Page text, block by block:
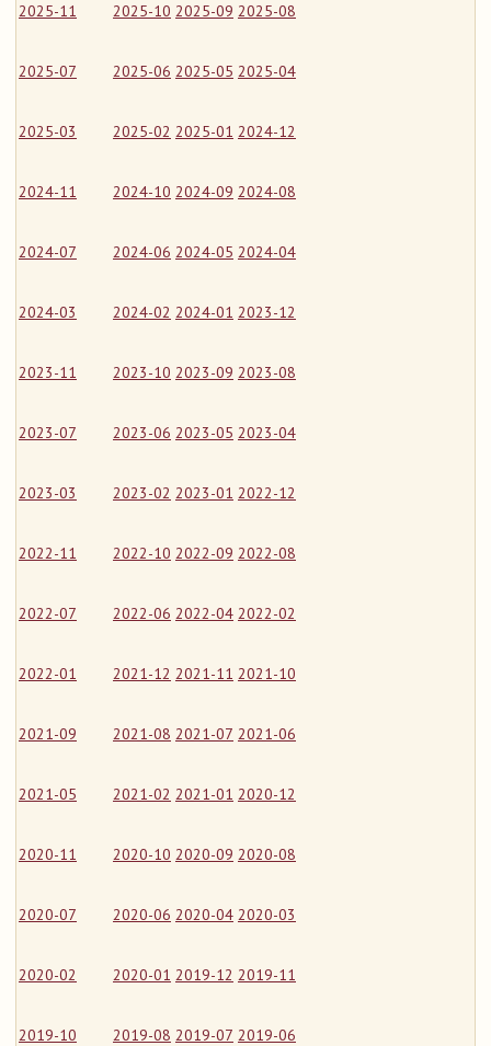
2025-11 2025-10 2025-09 2025-08
2025-07 2025-06 2025-05 2025-04
2025-03 2025-02 2025-01 2024-12
2024-11 2024-10 2024-09 2024-08
2024-07 2024-06 2024-05 2024-04
2024-03 2024-02 2024-01 2023-12
2023-11 2023-10 2023-09 2023-08
2023-07 2023-06 2023-05 2023-04
2023-03 2023-02 2023-01 2022-12
2022-11 2022-10 2022-09 2022-08
2022-07 2022-06 2022-04 2022-02
2022-01 2021-12 2021-11 2021-10
2021-09 2021-08 2021-07 2021-06
2021-05 2021-02 2021-01 2020-12
2020-11 2020-10 2020-09 2020-08
2020-07 2020-06 2020-04 2020-03
2020-02 2020-01 2019-12 2019-11
2019-10 2019-08 2019-07 2019-06